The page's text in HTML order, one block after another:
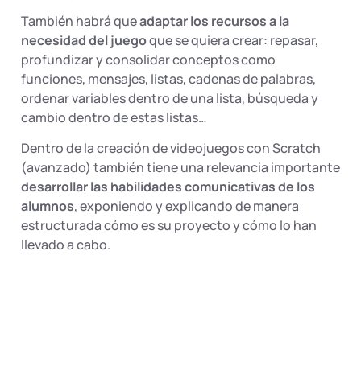
También habrá queadaptar los recursos a la
necesidad del juegoque se quiera crear: repasar,
profundizar y consolidar conceptos como
funciones, mensajes, listas, cadenas de palabras,
ordenar variables dentro de una lista, búsqueda y
cambio dentro de estas listas…
Dentro de la creación de videojuegos con Scratch
(avanzado) también tiene una relevancia importante
desarrollar las habilidades comunicativas de los
alumnos, exponiendo y explicando de manera
estructurada cómo es su proyecto y cómo lo han
llevado a cabo.